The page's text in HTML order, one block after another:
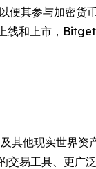
便其参与加密货
线和上市，
其他现实世界资
易工具、更广